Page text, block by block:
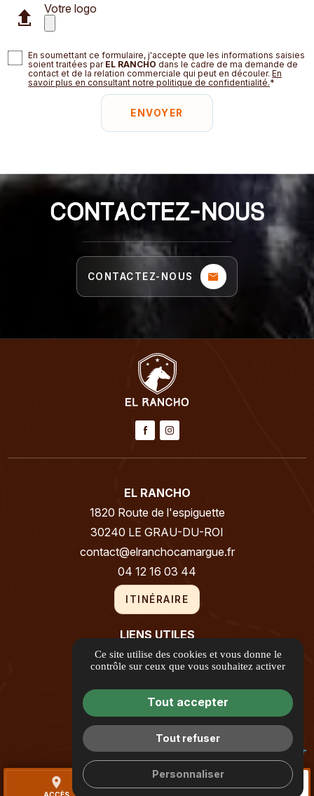
Votre logo
En soumettant ce formulaire, j'accepte que les informations saisies
soient traitées par EL RANCHO dans le cadre de ma demande de
contact et de la relation commerciale qui peut en découler.En
savoir plus en consultant notre politique de confidentialité.*
place call
CONTACTEZ-NOUS
CONTACTEZ-NOUS
EL RANCHO
1820 Route de l'espiguette
30240 LE GRAU-DU-ROI
contact@elranchocamargue.fr
04 12 16 03 44
ITINÉRAIRE
LIENS UTILES
Guide Local
Informations complémentaires
Mentions légales
Politique de confidentialité
Gestion des cookies
Ce site utilise des cookies et vous donne le
contrôle sur ceux que vous souhaitez activer
Tout accepter
Tout refuser
Personnaliser